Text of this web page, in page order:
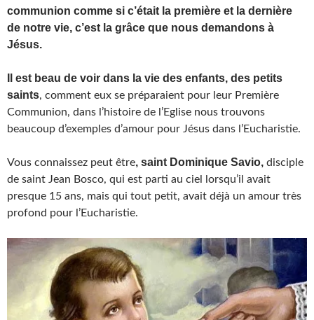
communion comme si c’était la première et la dernière
de notre vie, c’est la grâce que nous demandons à
Jésus.
Il est beau de voir dans la vie des enfants, des petits
saints, comment eux se préparaient pour leur Première
Communion, dans l’histoire de l’Eglise nous trouvons
beaucoup d’exemples d’amour pour Jésus dans l’Eucharistie.
Vous connaissez peut être, saint Dominique Savio, disciple
de saint Jean Bosco, qui est parti au ciel lorsqu’il avait
presque 15 ans, mais qui tout petit, avait déjà un amour très
profond pour l’Eucharistie.